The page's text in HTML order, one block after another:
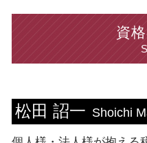
青色申告 メリット
個人事業主 法人成り
インボイス制度 中
税務書類 書き方
法人 決算書
決算 流れ
技能実習 ビザ
ビザ申請 専門家
就労 ビザ 期間
配偶者ビザ 申請 自
個人 台東区 相談
税務相談 台東区 税
ビザ申請 千葉県 相
ビザ申請 東京都 税
資
松田 詔一 Shoichi